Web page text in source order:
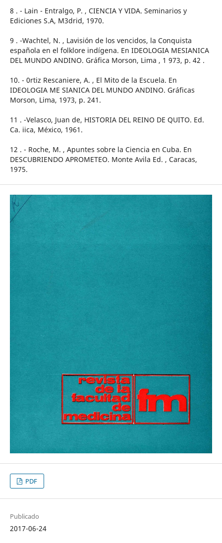
8 . - Lain - Entralgo, P. , CIENCIA Y VIDA. Seminarios y
Ediciones S.A, M3drid, 1970.
9 . -Wachtel, N. , Lavisión de los vencidos, la Conquista
española en el folklore indígena. En IDEOLOGIA MESIANICA
DEL MUNDO ANDINO. Gráfica Morson, Lima , 1 973, p. 42 .
10. - 0rtiz Rescaniere, A. , El Mito de la Escuela. En
IDEOLOGIA ME SIANICA DEL MUNDO ANDINO. Gráficas
Morson, Lima, 1973, p. 241.
11 . -Velasco, Juan de, HISTORIA DEL REINO DE QUITO. Ed.
Ca. iica, México, 1961.
12 . - Roche, M. , Apuntes sobre la Ciencia en Cuba. En
DESCUBRIENDO APROMETEO. Monte Avila Ed. , Caracas,
1975.
PDF
Publicado
2017-06-24